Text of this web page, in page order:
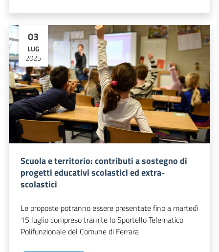
03
LUG
2025
Scuola e territorio: contributi a sostegno di
progetti educativi scolastici ed extra-
scolastici
Le proposte potranno essere presentate fino a martedì
15 luglio compreso tramite lo Sportello Telematico
Polifunzionale del Comune di Ferrara